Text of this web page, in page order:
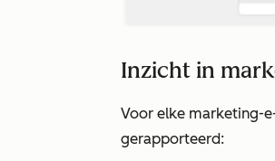
Inzicht in
Voor elke marketing-
gerapporteerd: